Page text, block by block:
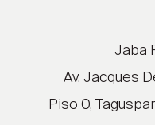
Jaba
Av. Jacques
Piso 0,